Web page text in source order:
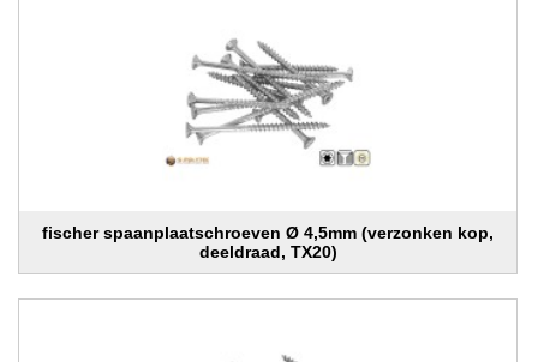
fischer spaanplaatschroeven Ø 4,5mm (verzonken kop,
deeldraad, TX20)